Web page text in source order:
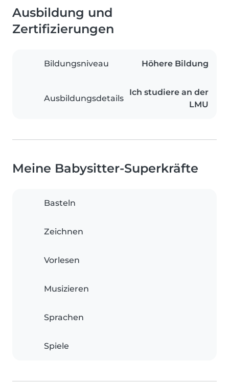
Ausbildung und
Zertifizierungen
Bildungsniveau Höhere Bildung
Ausbildungsdetails
Ich studiere an der
LMU
Meine Babysitter-Superkräfte
Basteln
Zeichnen
Vorlesen
Musizieren
Sprachen
Spiele